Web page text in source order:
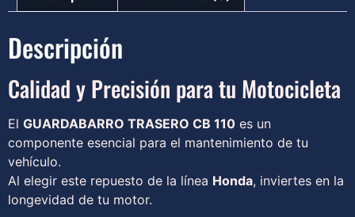
Descripción
Calidad y Precisión para tu Motocicleta
El GUARDABARRO TRASERO CB 110 es un
componente esencial para el mantenimiento de tu
vehículo.
Al elegir este repuesto de la línea Honda, inviertes en la
longevidad de tu motor.